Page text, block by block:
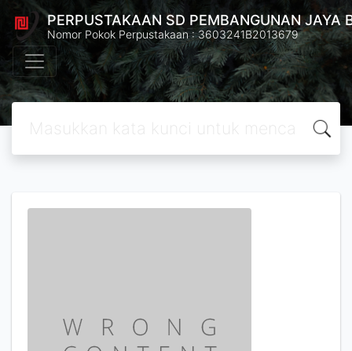
PERPUSTAKAAN SD PEMBANGUNAN JAYA
Nomor Pokok Perpustakaan : 3603241B2013679